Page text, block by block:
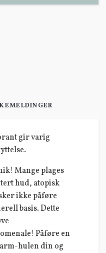
gir varig
Mange plages
hud, atopisk
ikke påføre
basis. Dette
-
Påføre en
hulen din og